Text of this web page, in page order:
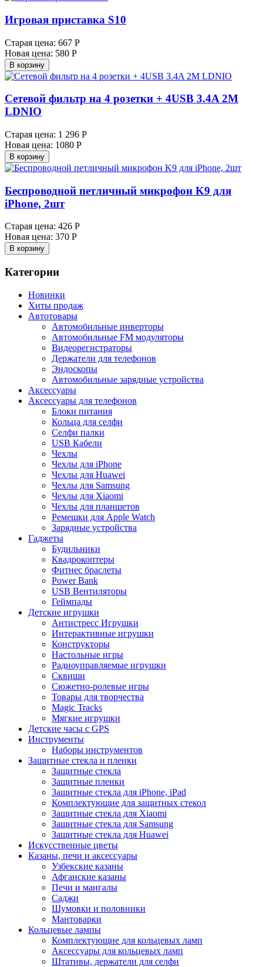
Игровая приставка S10
Старая цена: 667 Р
Новая цена: 580 Р
В корзину
Сетевой фильтр на 4 розетки + 4USB 3.4A 2M
LDNIO
Старая цена: 1 296 Р
Новая цена: 1080 Р
В корзину
Беспроводной петличный микрофон K9 для
iPhone, 2шт
Старая цена: 426 Р
Новая цена: 370 Р
В корзину
Категории
Новинки
Хиты продаж
Автотовары
Автомобильные инверторы
Автомобильные FM модуляторы
Видеорегистраторы
Держатели для телефонов
Эндоскопы
Автомобильные зарядные устройства
Аксессуары
Аксессуары для телефонов
Блоки питания
Кольца для селфи
Селфи палки
USB Кабели
Чехлы
Чехлы для iPhone
Чехлы для Huawei
Чехлы для Samsung
Чехлы для Xiaomi
Чехлы для планшетов
Ремешки для Apple Watch
Зарядные устройства
Гаджеты
Будильники
Квадрокоптеры
Фитнес браслеты
Power Bank
USB Вентиляторы
Геймпады
Детские игрушки
Антистресс Игрушки
Интерактивные игрушки
Конструкторы
Настольные игры
Радиоуправляемые игрушки
Сквиши
Сюжетно-ролевые игры
Товары для творчества
Magic Tracks
Мягкие игрушки
Детские часы с GPS
Инструменты
Наборы инструментов
Защитные стекла и пленки
Защитные стекла
Защитные пленки
Защитные стекла для iPhone, iPad
Комплектующие для защитных стекол
Защитные стекла для Xiaomi
Защитные стекла для Samsung
Защитные стекла для Huawei
Искусственные цветы
Казаны, печи и аксессуары
Узбекские казаны
Афганские казаны
Печи и мангалы
Саджи
Шумовки и половники
Мантоварки
Кольцевые лампы
Комплектующие для кольцевых ламп
Аксессуары для кольцевых ламп
Штативы, держатели для селфи